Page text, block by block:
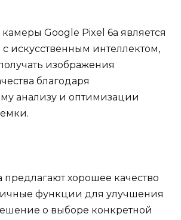
Google Pixel 6a является
искусственным интеллектом,
изображения
благодаря
анализу и оптимизации
хорошее качество
функции для улучшения
о выборе конкретной